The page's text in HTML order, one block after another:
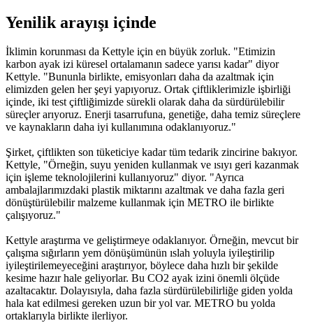
Yenilik arayışı içinde
İklimin korunması da Kettyle için en büyük zorluk. "Etimizin
karbon ayak izi küresel ortalamanın sadece yarısı kadar" diyor
Kettyle. "Bununla birlikte, emisyonları daha da azaltmak için
elimizden gelen her şeyi yapıyoruz. Ortak çiftliklerimizle işbirliği
içinde, iki test çiftliğimizde sürekli olarak daha da sürdürülebilir
süreçler arıyoruz. Enerji tasarrufuna, genetiğe, daha temiz süreçlere
ve kaynakların daha iyi kullanımına odaklanıyoruz."
Şirket, çiftlikten son tüketiciye kadar tüm tedarik zincirine bakıyor.
Kettyle, "Örneğin, suyu yeniden kullanmak ve ısıyı geri kazanmak
için işleme teknolojilerini kullanıyoruz" diyor. "Ayrıca
ambalajlarımızdaki plastik miktarını azaltmak ve daha fazla geri
dönüştürülebilir malzeme kullanmak için METRO ile birlikte
çalışıyoruz."
Kettyle araştırma ve geliştirmeye odaklanıyor. Örneğin, mevcut bir
çalışma sığırların yem dönüşümünün ıslah yoluyla iyileştirilip
iyileştirilemeyeceğini araştırıyor, böylece daha hızlı bir şekilde
kesime hazır hale geliyorlar. Bu CO2 ayak izini önemli ölçüde
azaltacaktır. Dolayısıyla, daha fazla sürdürülebilirliğe giden yolda
hala kat edilmesi gereken uzun bir yol var. METRO bu yolda
ortaklarıyla birlikte ilerliyor.